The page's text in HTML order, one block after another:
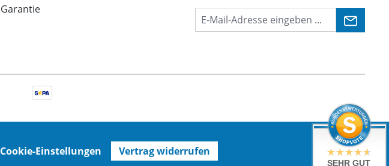
Garantie
Cookie-Einstellungen Vertrag widerrufen
SEHR GUT